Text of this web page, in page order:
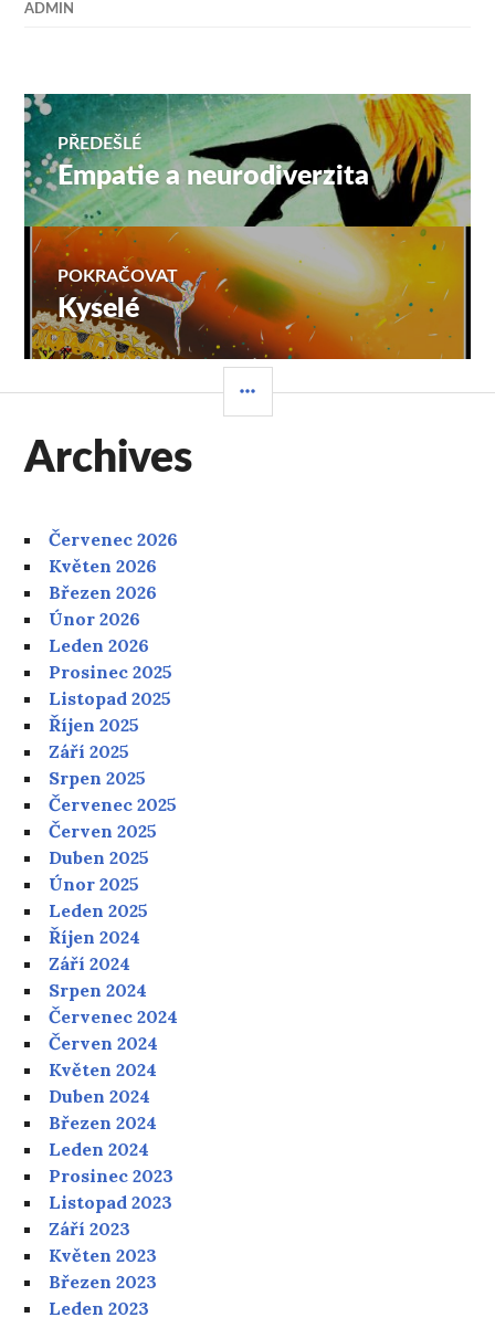
ADMIN
Navigace
pro
příspěvek
PŘEDEŠLÉ
Předchozí
příspěvek:
Empatie a neurodiverzita
POKRAČOVAT
Následující
příspěvek:
Kyselé
PANEL
Archives
Červenec 2026
Květen 2026
Březen 2026
Únor 2026
Leden 2026
Prosinec 2025
Listopad 2025
Říjen 2025
Září 2025
Srpen 2025
Červenec 2025
Červen 2025
Duben 2025
Únor 2025
Leden 2025
Říjen 2024
Září 2024
Srpen 2024
Červenec 2024
Červen 2024
Květen 2024
Duben 2024
Březen 2024
Leden 2024
Prosinec 2023
Listopad 2023
Září 2023
Květen 2023
Březen 2023
Leden 2023